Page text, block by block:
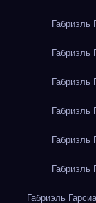
Габриэль
Габриэль
Габриэль
Габриэль
Габриэль
Габриэль
Габриэль